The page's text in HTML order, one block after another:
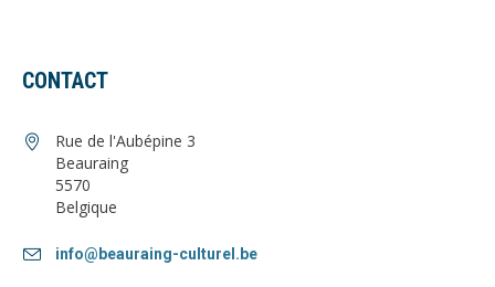
CONTACT
Rue de l'Aubépine 3
Beauraing
5570
Belgique
info@beauraing-culturel.be